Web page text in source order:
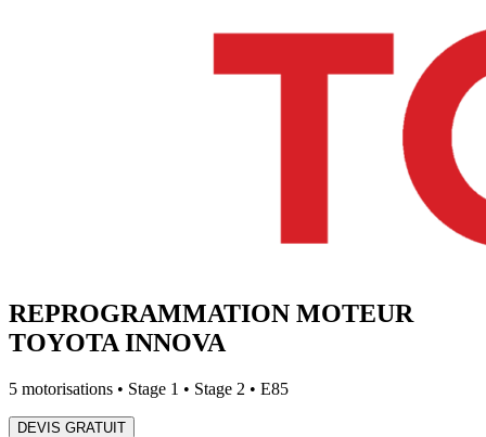
REPROGRAMMATION MOTEUR
TOYOTA INNOVA
5 motorisations • Stage 1 • Stage 2 • E85
DEVIS GRATUIT